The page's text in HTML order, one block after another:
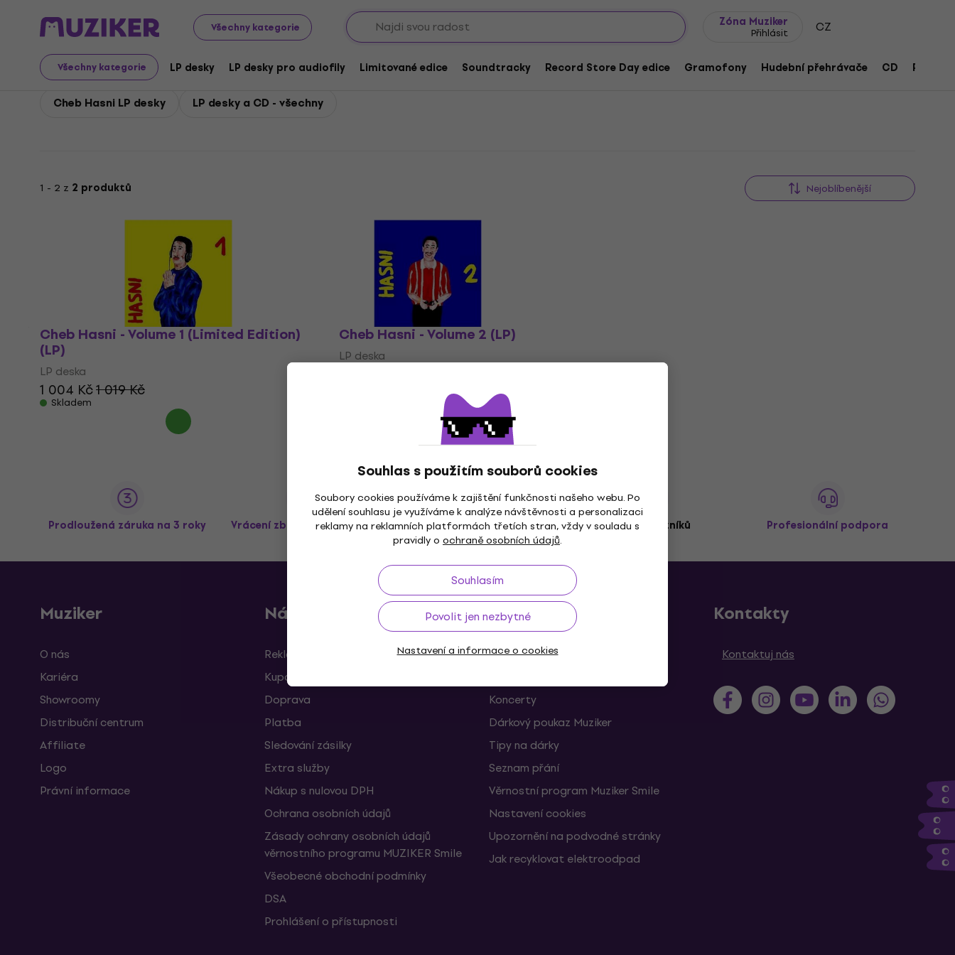
Všechny kategorie
Zóna Muziker
Přihlásit CZ
Všechny kategorie LP desky LP desky pro audiofily Limitované edice Soundtracky Record Store Day edice Gramofony Hudební přehrávače CD
Souhlas s použitím souborů cookies
Soubory cookies používáme k zajištění funkčnosti našeho webu. Po
udělení souhlasu je využíváme k analýze návštěvnosti a personalizaci
reklamy na reklamních platformách třetích stran, vždy v souladu s
pravidly o ochraně osobních údajů.
Souhlasím
Povolit jen nezbytné
Nastavení a informace o cookies
Cheb Hasni
Cheb Hasni LP desky LP desky a CD - všechny
1 - 2 z 2 produktů Nejoblíbenější
Cheb Hasni - Volume 1 (Limited Edition)
(LP)
LP deska
1 004 Kč1 019 Kč
Skladem
Cheb Hasni - Volume 2 (LP)
LP deska
Prodloužená záruka na 3 roky Vrácení zboží až do 30 dnů Doprava zdarma od 2 500 Kč 3M+ zákazníků Profesionální podpora
Muziker
O nás
Kariéra
Showroomy
Distribuční centrum
Affiliate
Logo
Právní informace
Nákup
Reklamace a odstoupení od smlouvy
Kupóny
Doprava
Platba
Sledování zásilky
Extra služby
Nákup s nulovou DPH
Ochrana osobních údajů
Zásady ochrany osobních údajů
věrnostního programu MUZIKER Smile
Všeobecné obchodní podmínky
DSA
Prohlášení o přístupnosti
Užitečné
FAQ - Často kladené otázky
Koncerty
Dárkový poukaz Muziker
Tipy na dárky
Seznam přání
Věrnostní program Muziker Smile
Nastavení cookies
Upozornění na podvodné stránky
Jak recyklovat elektroodpad
Kontakty
Kontaktuj nás